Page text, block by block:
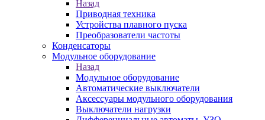
Назад
Приводная техника
Устройства плавного пуска
Преобразователи частоты
Конденсаторы
Модульное оборудование
Назад
Модульное оборудование
Автоматические выключатели
Аксессуары модульного оборудования
Выключатели нагрузки